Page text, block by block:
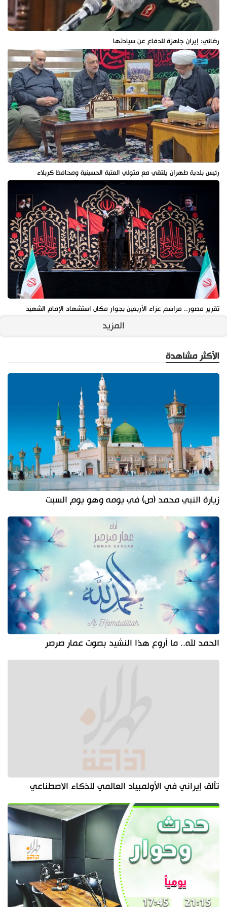
رضائي: إيران جاهزة للدفاع عن سيادتها
رئيس بلدية طهران يلتقي مع متولي العتبة الحسينية ومحافظ كربلاء
تقرير مصور.. مراسم عزاء الأربعين بجوار مكان استشهاد الإمام الشهيد
المزيد
الأكثر مشاهدة
زيارة النبي محمد (ص) في يومه وهو يوم السبت
الحمد لله.. ما أروع هذا النشيد بصوت عمار صرصر
تألق إيراني في الأولمبياد العالمي للذكاء الاصطناعي